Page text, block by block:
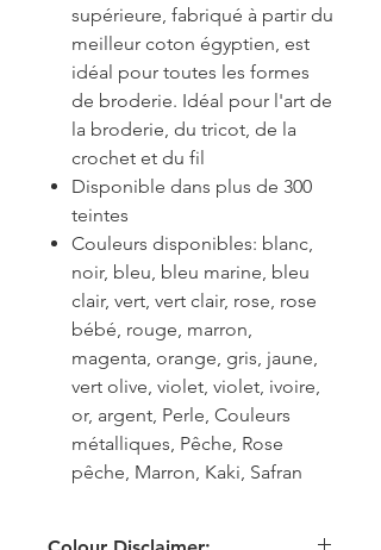
supérieure, fabriqué à partir du
meilleur coton égyptien, est
idéal pour toutes les formes
de broderie. Idéal pour l'art de
la broderie, du tricot, de la
crochet et du fil
Disponible dans plus de 300
teintes
Couleurs disponibles: blanc,
noir, bleu, bleu marine, bleu
clair, vert, vert clair, rose, rose
bébé, rouge, marron,
magenta, orange, gris, jaune,
vert olive, violet, violet, ivoire,
or, argent, Perle, Couleurs
métalliques, Pêche, Rose
pêche, Marron, Kaki, Safran